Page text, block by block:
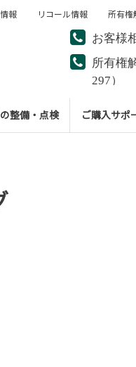
お客様
所有権
297）
整備・点検 ご購入サポ
報 リコール情報 所有権